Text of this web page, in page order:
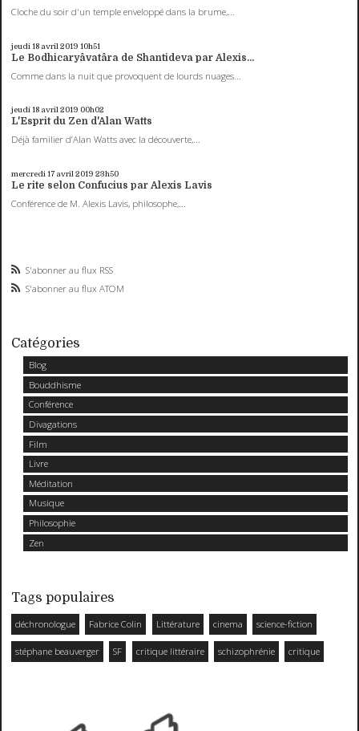
Cloche du soir d'un temple enveloppé dans la brume,...
jeudi 18 avril 2019 10h51
Le Bodhicaryâvatâra de Shantideva par Alexis...
Comme dans la nuit que provoquent de lourds nuages...
jeudi 18 avril 2019 00h02
L'Esprit du Zen d'Alan Watts
Déjà familier d’Alan Watts avec la découverte,...
mercredi 17 avril 2019 23h50
Le rite selon Confucius par Alexis Lavis
Conférence de M. Alexis Lavis, philosophe,...
S'abonner au flux RSS
S'abonner au flux ATOM
Catégories
Blog
Bouddhisme
Conférence
Divagations
Film
Livre
Méditation
Musique
Philosophie
Zen
Tags populaires
déchronologue Fabrice Colin Littérature cinema science-fiction
stéphane beauverger SF critique littéraire schizophrénie critique